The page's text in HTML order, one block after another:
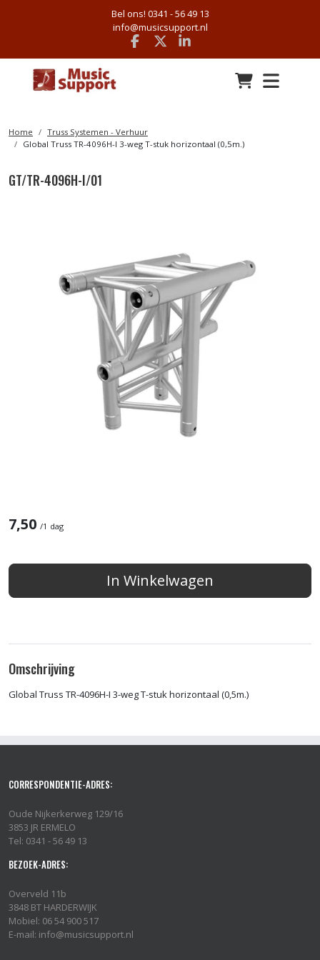
Bel ons! 0341 - 56 49 13
info@musicsupport.nl
Facebook
x linkedin
Home
Truss Systemen - Verhuur
Global Truss TR-4096H-I 3-weg T-stuk horizontaal (0,5m.)
GT/TR-4096H-I/01
7,50 /1 dag
In Winkelwagen
Omschrijving
Global Truss TR-4096H-I 3-weg T-stuk horizontaal (0,5m.)
CORRESPONDENTIE-ADRES:
Oude Nijkerkerweg 129/16
3853 JR ERMELO
Tel: 0341 - 56 49 13
BEZOEK-ADRES:
Overveld 11b
3848 BT HARDERWIJK
Mobiel: 06 54 900 517
E-mail: info@musicsupport.nl